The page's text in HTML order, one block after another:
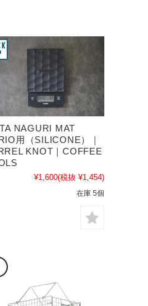
NAGURI MAT
用（SILICONE）｜
KNOT｜COFFEE
¥1,600(税抜 ¥1,454)
在庫 5個